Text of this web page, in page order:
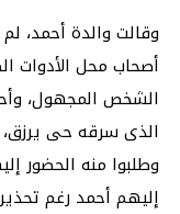
وقالت والدة أحمد،
أصحاب محل الأدوات
الشخص المجهول،
الذى سرقه حى يرزق،
وطلبوا منه الحضور
إليهم أحمد رغم